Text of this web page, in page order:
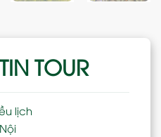
TOUR
lịch